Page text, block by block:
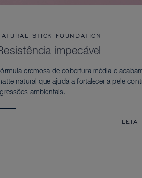
STICK FOUNDATION
impecável
cremosa de cobertura média e
natural que ajuda a fortalecer a pele
ambientais.
LEIA